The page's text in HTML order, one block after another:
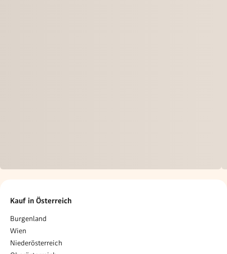
Kauf in Österreich
Burgenland
Wien
Niederösterreich